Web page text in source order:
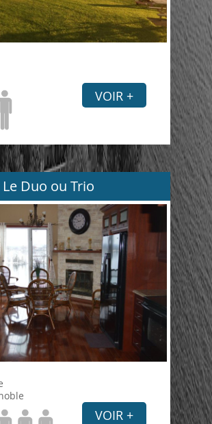
VOIR +
Le Duo ou Trio
VOIR +